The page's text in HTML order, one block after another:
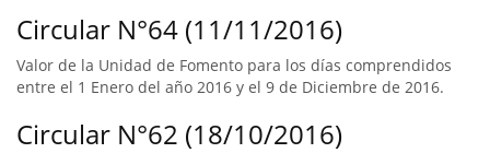
Circular N°64 (11/11/2016)
Valor de la Unidad de Fomento para los días comprendidos
entre el 1 Enero del año 2016 y el 9 de Diciembre de 2016.
Circular N°62 (18/10/2016)